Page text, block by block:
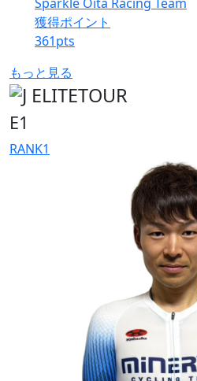
獲得ポイント
361pts
もっと見る
E1
RANK1